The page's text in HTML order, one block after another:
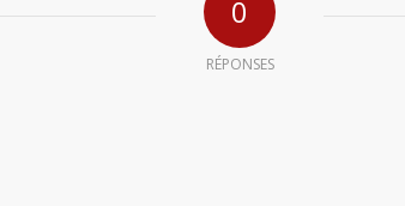
0
RÉPONSES